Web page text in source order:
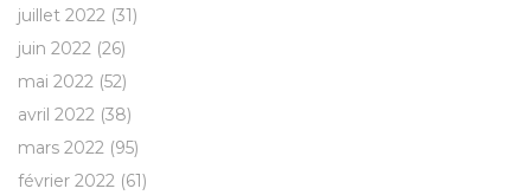
juillet 2022 (31)
juin 2022 (26)
mai 2022 (52)
avril 2022 (38)
mars 2022 (95)
février 2022 (61)